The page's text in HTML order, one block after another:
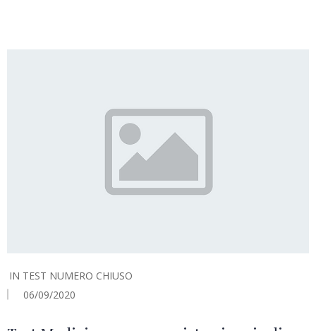
IN TEST NUMERO CHIUSO
06/09/2020